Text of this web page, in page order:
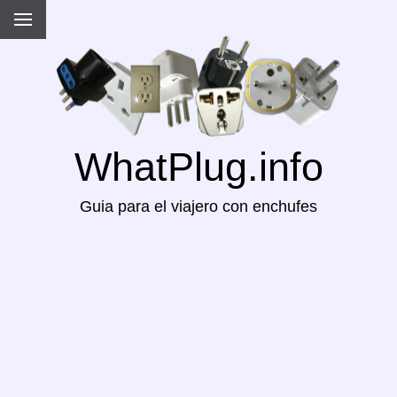
WhatPlug.info
Guia para el viajero con enchufes